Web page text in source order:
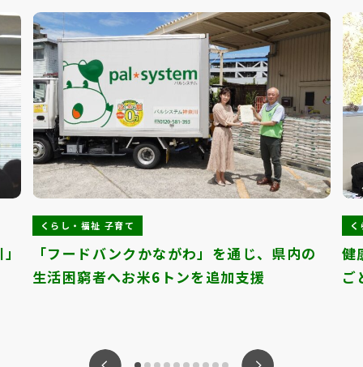
くらし・福祉 子育て
「フードバンクかながわ」を通じ、県内の
生活困窮者へお米6トンを追加支援
健
ご